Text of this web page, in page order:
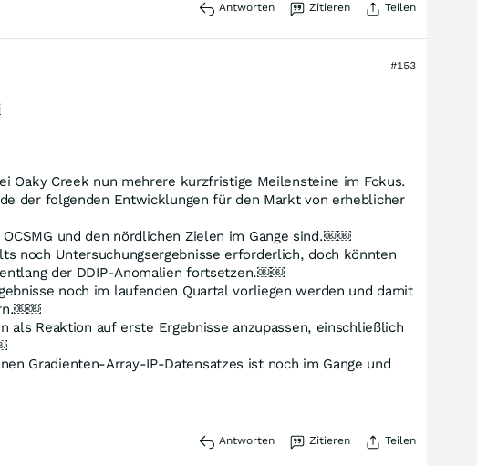
Antworten Zitieren Teilen
#153
Oaky Creek nun mehrere kurzfristige Meilensteine im Fokus.
der folgenden Entwicklungen für den Markt von erheblicher
OCSMG und den nördlichen Zielen im Gange sind.￼￼
noch Untersuchungsergebnisse erforderlich, doch könnten
der DDIP-Anomalien fortsetzen.￼￼
noch im laufenden Quartal vorliegen werden und damit
als Reaktion auf erste Ergebnisse anzupassen, einschließlich
Gradienten-Array-IP-Datensatzes ist noch im Gange und
Antworten Zitieren Teilen